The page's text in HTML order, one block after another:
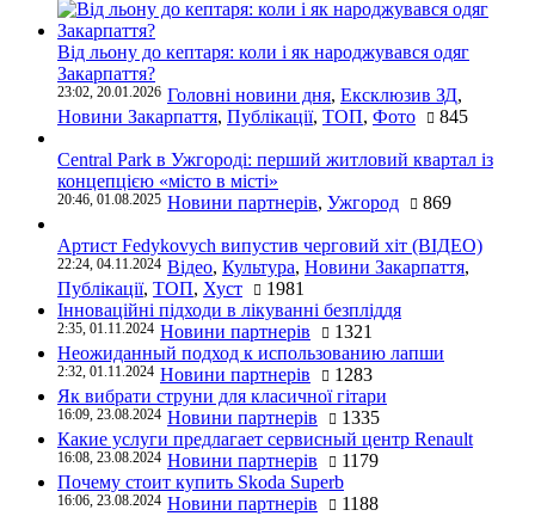
Від льону до кептаря: коли і як народжувався одяг
Закарпаття?
23:02, 20.01.2026 Головні новини дня, Ексклюзив ЗД,
Новини Закарпаття, Публікації, ТОП, Фото 845
Central Park в Ужгороді: перший житловий квартал із
концепцією «місто в місті»
20:46, 01.08.2025 Новини партнерів, Ужгород 869
Артист Fedykovych випустив черговий хіт (ВІДЕО)
22:24, 04.11.2024 Відео, Культура, Новини Закарпаття,
Публікації, ТОП, Хуст
1981
Інноваційні підходи в лікуванні безпліддя
2:35, 01.11.2024 Новини партнерів
1321
Неожиданный подход к использованию лапши
2:32, 01.11.2024 Новини партнерів
1283
Як вибрати струни для класичної гітари
16:09, 23.08.2024 Новини партнерів
1335
Какие услуги предлагает сервисный центр Renault
16:08, 23.08.2024 Новини партнерів
1179
Почему стоит купить Skoda Superb
16:06, 23.08.2024 Новини партнерів 1188